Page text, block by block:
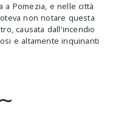
a Pomezia, e nelle città
non notare questa
causata dall'incendio
e altamente inquinanti